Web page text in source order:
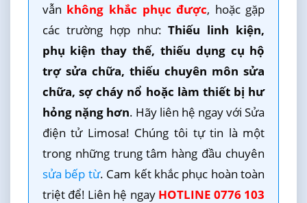
vẫn không khắc phục được, hoặc gặp
các trường hợp như:Thiếu linh kiện,
phụ kiện thay thế, thiếu dụng cụ hộ
trợ sửa chữa, thiếu chuyên môn sửa
chữa, sợ cháy nổ hoặc làm thiết bị hư
hỏng nặng hơn. Hãy liên hệ ngay với Sửa
điện tử Limosa! Chúng tôi tự tin là một
trong những trung tâm hàng đầu chuyên
sửa bếp từ. Cam kết khắc phục hoàn toàn
triệt để! Liên hệ ngay HOTLINE 0776 103